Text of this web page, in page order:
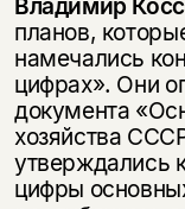
Владимир
планов,
намечались
цифрах». Они
документа
хозяйства
утверждались
цифры